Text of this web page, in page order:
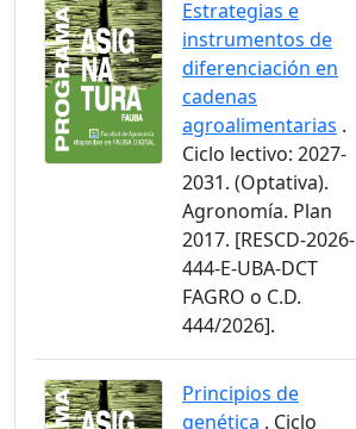
Estrategias e
instrumentos de
diferenciación en
cadenas
agroalimentarias .
Ciclo lectivo: 2027-
2031. (Optativa).
Agronomía. Plan
2017. [RESCD-2026-
444-E-UBA-DCT
FAGRO o C.D.
444/2026].
Principios de
genética . Ciclo